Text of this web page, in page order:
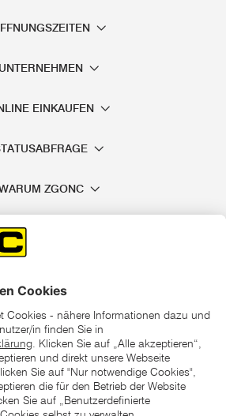
UNTERNEHMEN
EINKAUFEN
ZGONC
der niedrigste von uns in den letzten 30
vor Beginn dieser Aktion verlangte Preis
UVP Preisen auf dieser Website sind die